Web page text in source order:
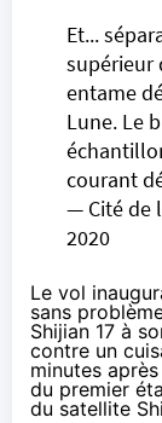
Et...
supérieur
entame
Lune. Le
courant
— Cité de
2020
Le vol
sans
Shijian 17 à
contre un
minutes
du premier
du satellite